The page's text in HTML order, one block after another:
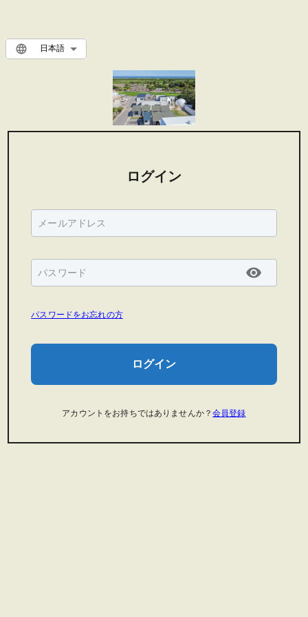
日本語
ログイン
パスワードをお忘れの方
ログイン
アカウントをお持ちではありませんか？会員登録